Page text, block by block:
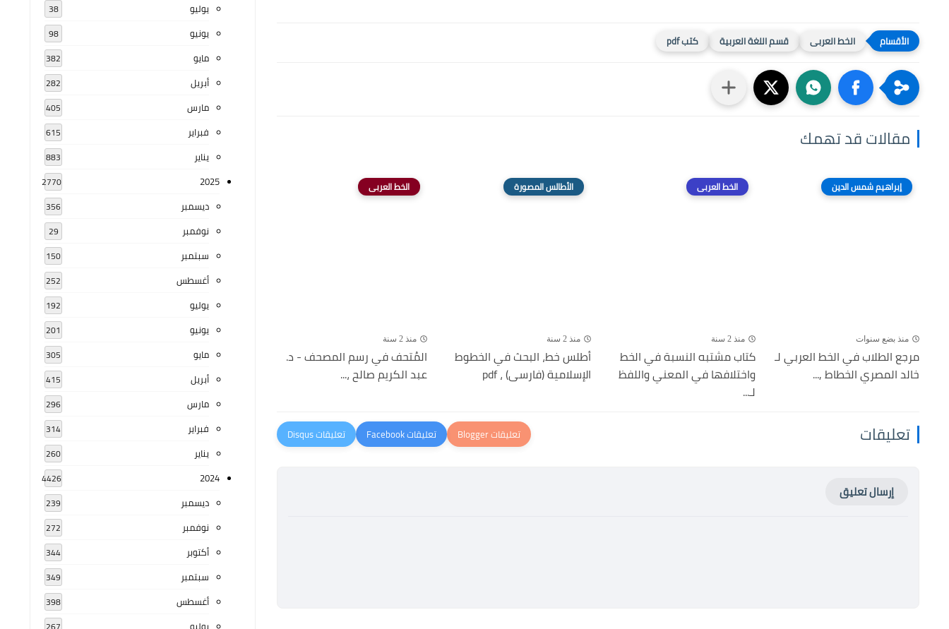
الخط العربى قسم اللغة العربية كتب pdf
مقالات قد تهمك
إبراهيم شمس الدين
منذ بضع سنوات
مرجع الطلاب في الخط العربي لـ
خالد المصري الخطاط ,...
الخط العربى
منذ 2 سنة
كتاب مشتبه النسبة في الخط
واختلافها في المعني واللفظ
لـ...
الأطالس المصورة
منذ 2 سنة
أطلس خط، البحث في الخطوط
الإسلامية (فارسى) ، pdf
الخط العربى
منذ 2 سنة
المُتحف في رسم المصحف - د.
عبد الكريم صالح ،...
تعليقات
إرسال تعليق
يوليو 38
يونيو 98
مايو 382
أبريل 282
مارس 405
فبراير 615
يناير 883
2025
2770
ديسمبر 356
نوفمبر 29
سبتمبر 150
أغسطس 252
يوليو 192
يونيو 201
مايو 305
أبريل 415
مارس 296
فبراير 314
يناير 260
2024
4426
ديسمبر 239
نوفمبر 272
أكتوبر 344
سبتمبر 349
أغسطس 398